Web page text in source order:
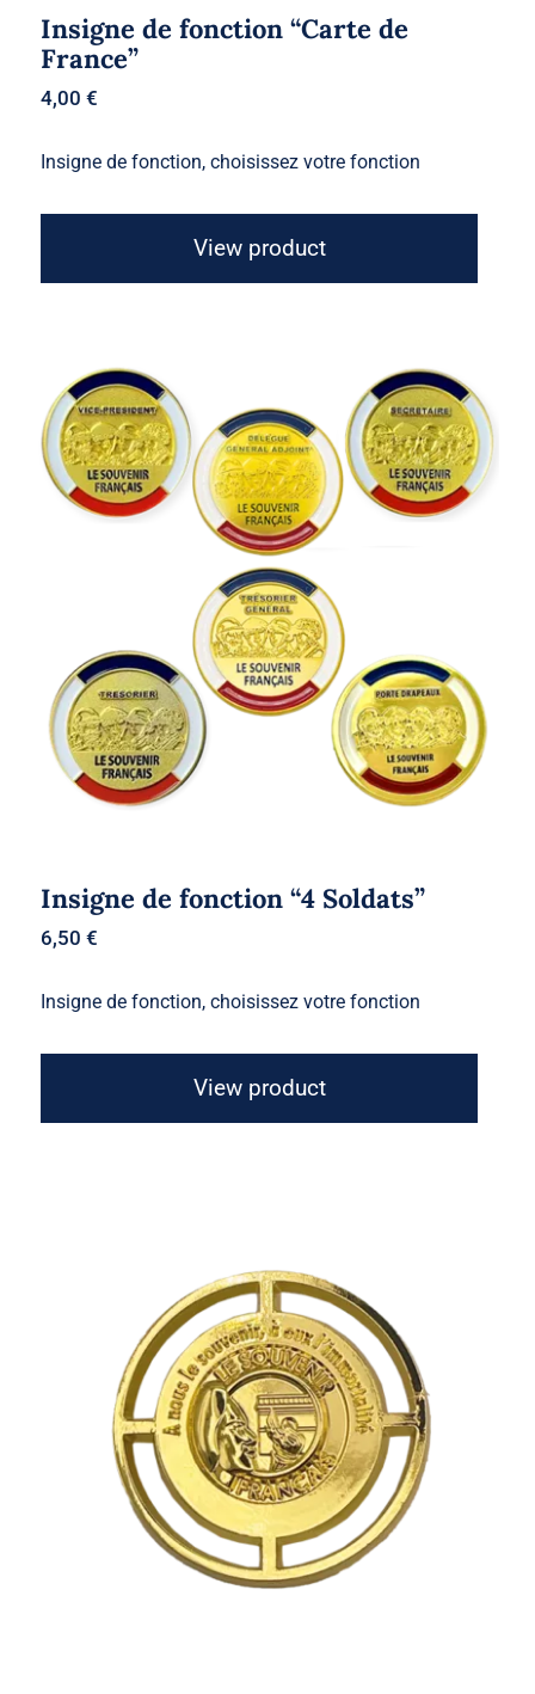
Insigne de fonction “Carte de
France”
4,00€
Insigne de fonction, choisissez votre fonction
View product
Insigne de fonction “4 Soldats”
Insigne de fonction “4 Soldats”
6,50€
Insigne de fonction, choisissez votre fonction
View product
Insigne béret